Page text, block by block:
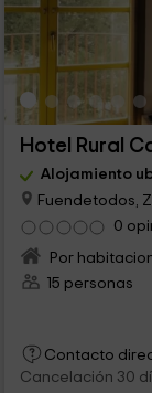
Hotel Rural
Alojamiento
Fuendetodos,
0
Por
15 personas
Contacto
Cancelación 30